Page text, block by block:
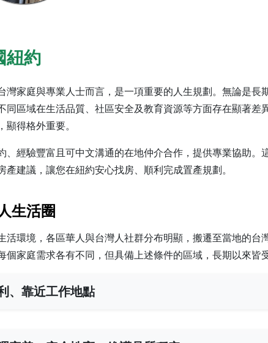
紐約
灣家庭與專業人士而言，是一項重要的人生規劃。無論是
同區域在生活品質、社區安全及教育資源等方面存在顯著
得格外重要。
、經驗豐富且可中文溝通的在地仲介合作，提供專業協助
產建議，讓您在紐約安心找房、順利完成置產規劃。
生活圈
活環境，各區華人與台灣人社群分布明顯，搬遷至當地的
個家庭需求各有不同，但具備上述條件的區域，長期以來皆
、靠近工作地點